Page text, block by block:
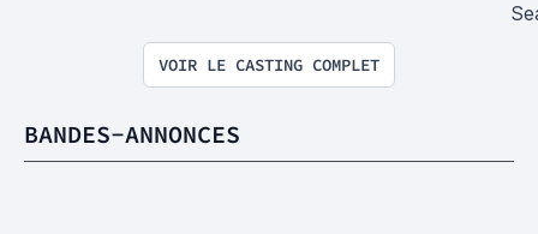
VOIR LE CASTING COMPLET
BANDES-ANNONCES